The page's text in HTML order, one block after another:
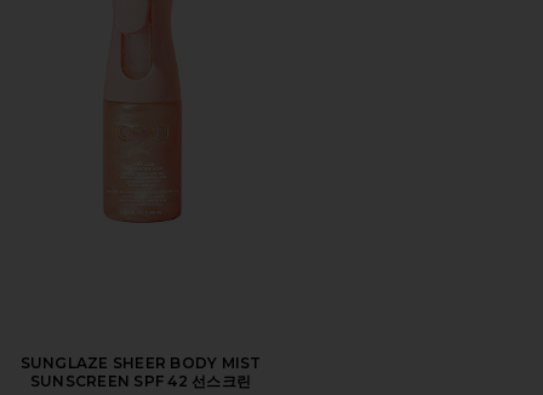
SUNGLAZE SHEER BODY MIST
SUNSCREEN SPF 42 선스크린